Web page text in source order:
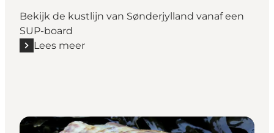
Bekijk de kustlijn van Sønderjylland vanaf een
SUP-board
Lees meer
Lees meer "Suppen in Sønderjylland"